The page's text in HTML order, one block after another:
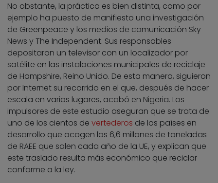
No obstante, la práctica es bien distinta, como por
ejemplo ha puesto de manifiesto una investigación
de Greenpeace y los medios de comunicación Sky
News y The Independent. Sus responsables
depositaron un televisor con un localizador por
satélite en las instalaciones municipales de reciclaje
de Hampshire, Reino Unido. De esta manera, siguieron
por Internet su recorrido en el que, después de hacer
escala en varios lugares, acabó en Nigeria. Los
impulsores de este estudio aseguran que se trata de
uno de los cientos de vertederos de los países en
desarrollo que acogen los 6,6 millones de toneladas
de RAEE que salen cada año de la UE, y explican que
este traslado resulta más económico que reciclar
conforme a la ley.